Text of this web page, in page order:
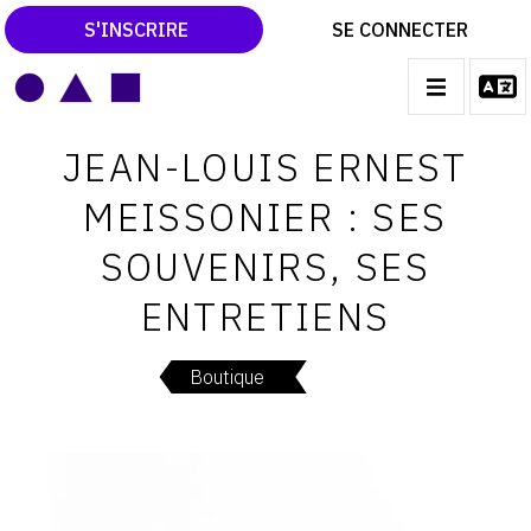
S'INSCRIRE SE CONNECTER
navigation
CATALOGUES RAISONNÉS
LES EXPOSITIONS
LES VERNISSAGES
ARCHIVES DES EXPOSITIONS
ACTUALITÉS DU MONDE DE L'ART
JEAN-LOUIS ERNEST
MEISSONIER : SES
SOUVENIRS, SES
ENTRETIENS
Boutique